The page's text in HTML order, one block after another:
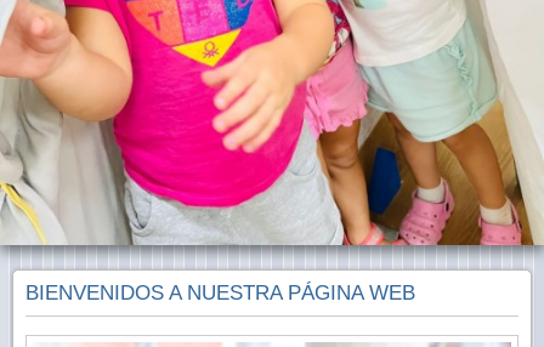
BIENVENIDOS A NUESTRA PÁGINA WEB